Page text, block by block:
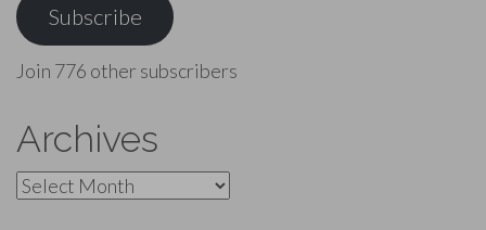
Subscribe
Join 776 other subscribers
Archives
Archives